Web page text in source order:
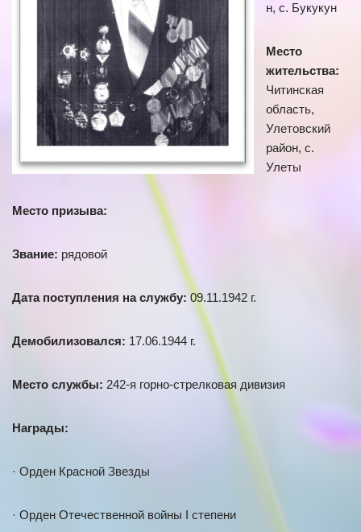
н, с. Букукун
Место
жительства:
Читинская
область,
Улетовский
район, с.
Улеты
Место призыва:
Звание: рядовой
Дата поступления на службу: 09.11.1942 г.
Демобилизовался: 17.06.1944 г.
Место службы: 242-я горно-стрелковая дивизия
Награды:
· Орден Красной Звезды
· Орден Отечественной войны I степени